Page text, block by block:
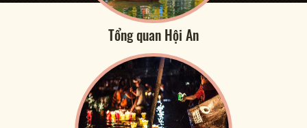
Tổng quan Hội An